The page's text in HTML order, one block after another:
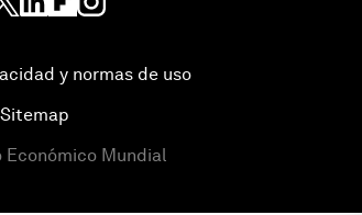
y normas de uso
Sitemap
Económico Mundial